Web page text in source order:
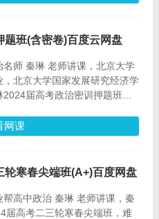
本书，八个专题的做题思维全部
10年高考中专题辨析和命题
方法，政治选择题通用技巧+选
化讲解。
班(含密卷)百度云网盘
名师 秦琳 老师讲课，北京大学
，北京大学国家发展研究经济学
届高考政治密训押题班。
型和多题型的综合试题。直接讲
重点知识、核心话术、题型技巧
题演练。
网课
寒春尖端班(A+)百度网盘
帮高中政治 秦琳 老师讲课，秦
届高考二三轮寒春尖端班，难